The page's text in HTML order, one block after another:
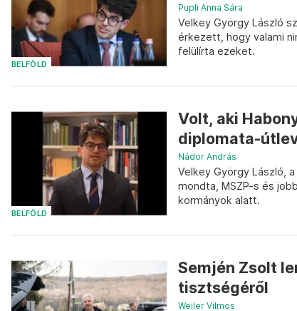
BELFÖLD
Pupli Anna Sára
Velkey György László
érkezett, hogy valami
felülírta ezeket.
BELFÖLD
Volt, aki
diplomata-
Nádor András
Velkey György László,
mondta, MSZP-s és
kormányok alatt.
Semjén Zsolt
tisztségéről
Weiler Vilmos